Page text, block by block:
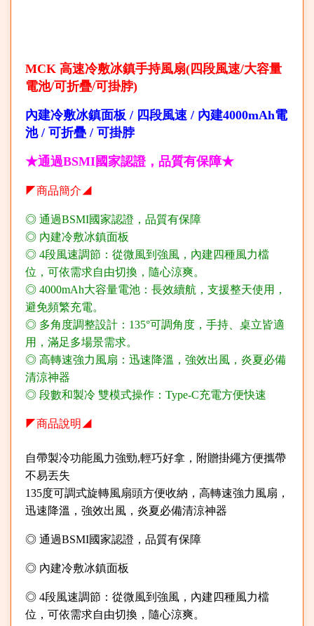
MCK 高速冷敷冰鎮手持風扇(四段風速/大容量
電池/可折疊/可掛脖)
內建冷敷冰鎮面板 / 四段風速 / 內建4000mAh電
池 / 可折疊 / 可掛脖
★通過BSMI國家認證，品質有保障★
◤商品簡介◢
◎ 通過BSMI國家認證，品質有保障
◎ 內建冷敷冰鎮面板
◎ 4段風速調節：從微風到強風，內建四種風力檔
位，可依需求自由切換，隨心涼爽。
◎ 4000mAh大容量電池：長效續航，支援整天使用，
避免頻繁充電。
◎ 多角度調整設計：135°可調角度，手持、桌立皆適
用，滿足多場景需求。
◎ 高轉速強力風扇：迅速降溫，強效出風，炎夏必備
清涼神器
◎ 段數和製冷 雙模式操作：Type-C充電方便快速
◤商品說明◢
自帶製冷功能風力強勁,輕巧好拿，附贈掛繩方便攜帶
不易丟失
135度可調式旋轉風扇頭方便收納，高轉速強力風扇，
迅速降溫，強效出風，炎夏必備清涼神器
◎ 通過BSMI國家認證，品質有保障
◎ 內建冷敷冰鎮面板
◎ 4段風速調節：從微風到強風，內建四種風力檔
位，可依需求自由切換，隨心涼爽。